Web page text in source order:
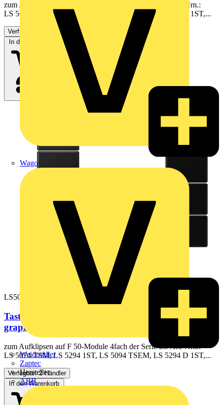
Wago
Weidmüller
Zaptec
Hersteller
ABB
zum Aufklipsen auf F 50-Module 4fach der Serie LS Art.-Nrn.:
LS 5074 TSM, LS 5294 1ST, LS 5094 TSEM, LS 5294 D 1ST,...
Verfügbar: 3 Händler
In den Warenkorb
LS504TSASWM
Tastensatz, F50, Thermoplast lackiert, Serie LS,
graphitschwarz matt
zum Aufklipsen auf F 50-Module 4fach der Serie LS Art.-Nrn.:
LS 5074 TSM, LS 5294 1ST, LS 5094 TSEM, LS 5294 D 1ST,...
Verfügbar: 2 Händler
In den Warenkorb